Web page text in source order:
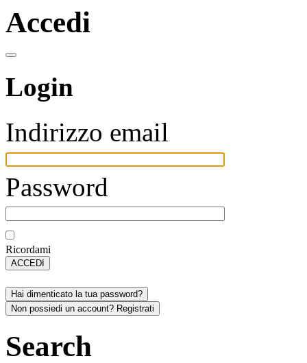
Accedi
Login
Indirizzo email
Password
Ricordami
ACCEDI
Hai dimenticato la tua password?
Non possiedi un account? Registrati
Search